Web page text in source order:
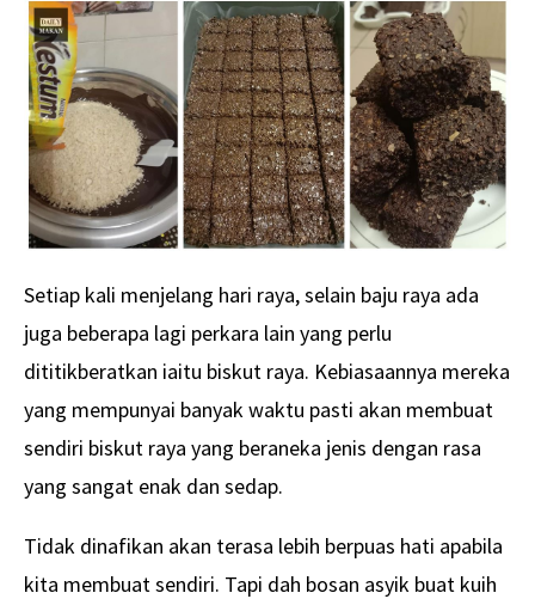
Setiap kali menjelang hari raya, selain baju raya ada
juga beberapa lagi perkara lain yang perlu
dititikberatkan iaitu biskut raya. Kebiasaannya mereka
yang mempunyai banyak waktu pasti akan membuat
sendiri biskut raya yang beraneka jenis dengan rasa
yang sangat enak dan sedap.
Tidak dinafikan akan terasa lebih berpuas hati apabila
kita membuat sendiri. Tapi dah bosan asyik buat kuih